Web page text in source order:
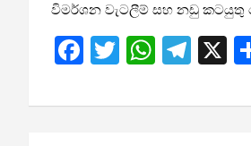
විමර්ශන වැටලීම් සහ නඩු කටයුතු
F
ce
T
tt
W
at
T
e
X